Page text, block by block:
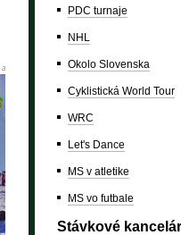
PDC turnaje
NHL
Okolo Slovenska
Cyklistická World Tour
WRC
Let's Dance
MS v atletike
MS vo futbale
Stávkové